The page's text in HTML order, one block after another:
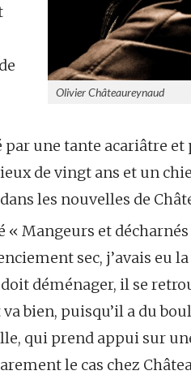
Olivier Châteaureynaud
une tante acariâtre et
de vingt ans et un
les nouvelles de
Mangeurs et
sec, j’avais eu
déménager, il se
bien, puisqu’il a du
qui prend appui sur
le cas chez